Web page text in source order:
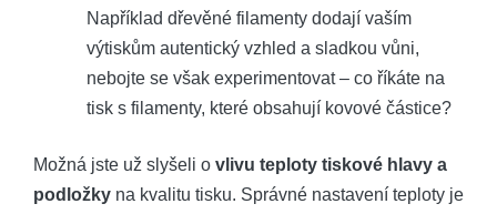
Například dřevěné filamenty dodají vaším
výtiskům autentický vzhled a sladkou vůni,
nebojte se však experimentovat – co říkáte na
tisk s filamenty, které obsahují kovové částice?
Možná jste už slyšeli o vlivu teploty tiskové hlavy a
podložky na kvalitu tisku. Správné nastavení teploty je